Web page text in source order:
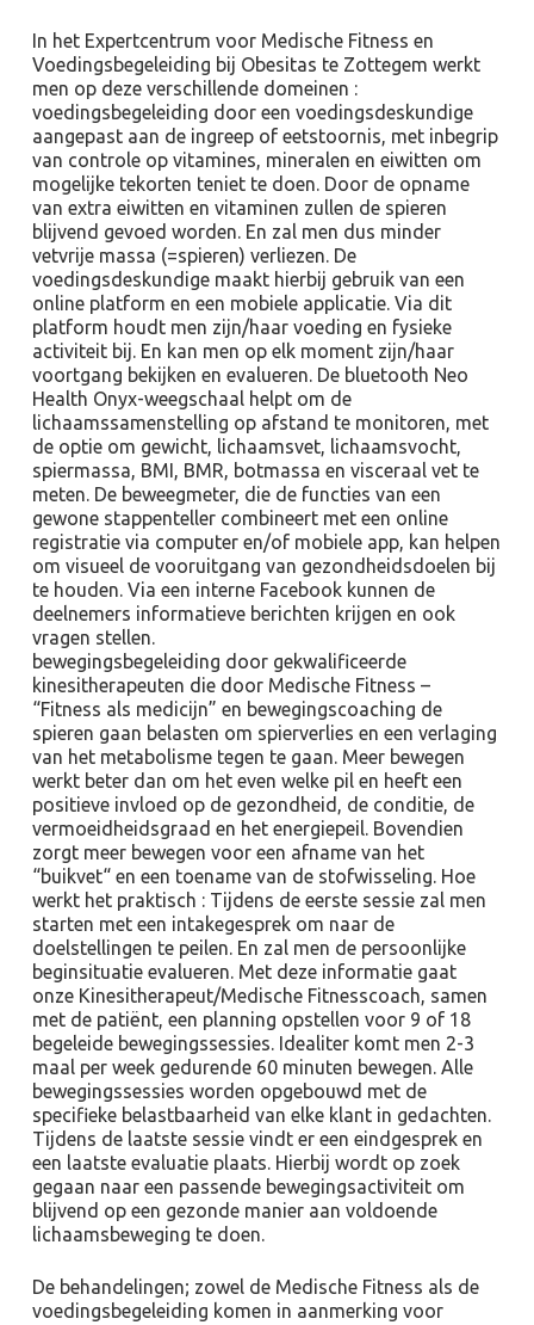
In het Expertcentrum voor Medische Fitness en
Voedingsbegeleiding bij Obesitas te Zottegem werkt
men op deze verschillende domeinen :
voedingsbegeleiding door een voedingsdeskundige
aangepast aan de ingreep of eetstoornis, met inbegrip
van controle op vitamines, mineralen en eiwitten om
mogelijke tekorten teniet te doen. Door de opname
van extra eiwitten en vitaminen zullen de spieren
blijvend gevoed worden. En zal men dus minder
vetvrije massa (=spieren) verliezen. De
voedingsdeskundige maakt hierbij gebruik van een
online platform en een mobiele applicatie. Via dit
platform houdt men zijn/haar voeding en fysieke
activiteit bij. En kan men op elk moment zijn/haar
voortgang bekijken en evalueren. De bluetooth Neo
Health Onyx-weegschaal helpt om de
lichaamssamenstelling op afstand te monitoren, met
de optie om gewicht, lichaamsvet, lichaamsvocht,
spiermassa, BMI, BMR, botmassa en visceraal vet te
meten. De beweegmeter, die de functies van een
gewone stappenteller combineert met een online
registratie via computer en/of mobiele app, kan helpen
om visueel de vooruitgang van gezondheidsdoelen bij
te houden. Via een interne Facebook kunnen de
deelnemers informatieve berichten krijgen en ook
vragen stellen.
bewegingsbegeleiding door gekwalificeerde
kinesitherapeuten die door Medische Fitness –
“Fitness als medicijn” en bewegingscoaching de
spieren gaan belasten om spierverlies en een verlaging
van het metabolisme tegen te gaan. Meer bewegen
werkt beter dan om het even welke pil en heeft een
positieve invloed op de gezondheid, de conditie, de
vermoeidheidsgraad en het energiepeil. Bovendien
zorgt meer bewegen voor een afname van het
“buikvet“ en een toename van de stofwisseling. Hoe
werkt het praktisch : Tijdens de eerste sessie zal men
starten met een intakegesprek om naar de
doelstellingen te peilen. En zal men de persoonlijke
beginsituatie evalueren. Met deze informatie gaat
onze Kinesitherapeut/Medische Fitnesscoach, samen
met de patiënt, een planning opstellen voor 9 of 18
begeleide bewegingssessies. Idealiter komt men 2-3
maal per week gedurende 60 minuten bewegen. Alle
bewegingssessies worden opgebouwd met de
specifieke belastbaarheid van elke klant in gedachten.
Tijdens de laatste sessie vindt er een eindgesprek en
een laatste evaluatie plaats. Hierbij wordt op zoek
gegaan naar een passende bewegingsactiviteit om
blijvend op een gezonde manier aan voldoende
lichaamsbeweging te doen.
De behandelingen; zowel de Medische Fitness als de
voedingsbegeleiding komen in aanmerking voor